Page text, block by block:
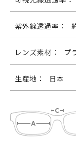
紫外線透過率：
レンズ素材： プ
生産地： 日本